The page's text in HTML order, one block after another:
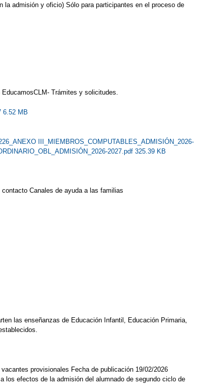
la admisión y oficio) Sólo para participantes en el proceso de
Trámites y solicitudes.
6.52 MB
III_MIEMBROS_COMPUTABLES_ADMISIÓN_2026-
2027.pdf 325.39 KB
Canales de ayuda a las familias
las enseñanzas de Educación Infantil, Educación Primaria,
provisionales Fecha de publicación 19/02/2026
los efectos de la admisión del alumnado de segundo ciclo de